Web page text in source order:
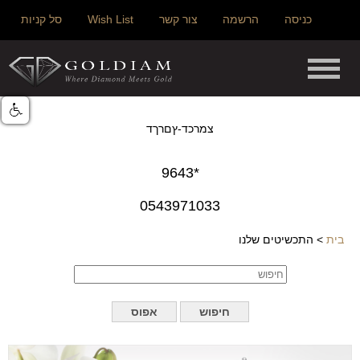
כניסה הרשמה צור קשר Wish List סל קניות
צמרכד-ץםרךד
*9643
0543971033
בית > התכשיטים שלנו